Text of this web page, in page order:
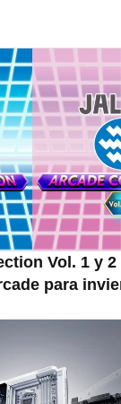
Vol. 1 y 2
para